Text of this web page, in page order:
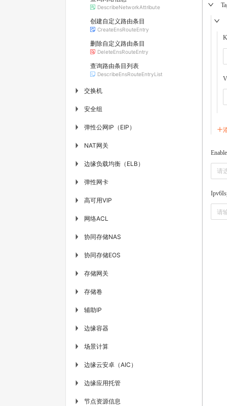
DescribeNetworkAttribute
创建自定义路由条目
CreateEnsRouteEntry
删除自定义路由条目
DeleteEnsRouteEntry
查询路由条目列表
DescribeEnsRouteEntryList
▶ 交换机
▶ 安全组
▶ 弹性公网IP（EIP）
▶ NAT网关
▶ 边缘负载均衡（ELB）
▶ 弹性网卡
▶ 高可用VIP
▶ 网络ACL
▶ 协同存储NAS
▶ 协同存储EOS
▶ 存储网关
▶ 存储卷
▶ 辅助IP
▶ 边缘容器
▶ 场景计算
▶ 边缘云安卓（AIC）
▶ 边缘应用托管
▶ 节点资源信息
请